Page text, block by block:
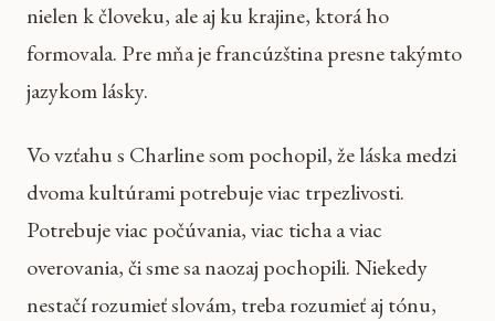
nielen k človeku, ale aj ku krajine, ktorá ho
formovala. Pre mňa je francúzština presne takýmto
jazykom lásky.
Vo vzťahu s Charline som pochopil, že láska medzi
dvoma kultúrami potrebuje viac trpezlivosti.
Potrebuje viac počúvania, viac ticha a viac
overovania, či sme sa naozaj pochopili. Niekedy
nestačí rozumieť slovám, treba rozumieť aj tónu,